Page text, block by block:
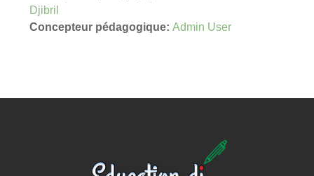
Djibril
Concepteur pédagogique: Admin User